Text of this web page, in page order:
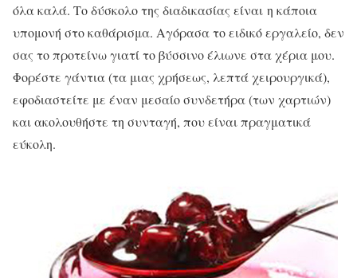
όλα καλά. Το δύσκολο της διαδικασίας είναι η κάποια
υπομονή στο καθάρισμα. Αγόρασα το ειδικό εργαλείο, δεν
σας το προτείνω γιατί το βύσσινο έλιωνε στα χέρια μου.
Φορέστε γάντια (τα μιας χρήσεως, λεπτά χειρουργικά),
εφοδιαστείτε με έναν μεσαίο συνδετήρα (των χαρτιών)
και ακολουθήστε τη συνταγή, που είναι πραγματικά
εύκολη.